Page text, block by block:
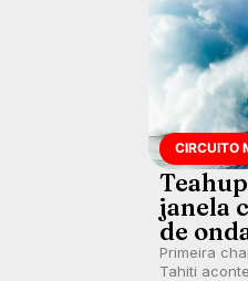
CIRCUITO
janela
de
Primeira
Tahiti